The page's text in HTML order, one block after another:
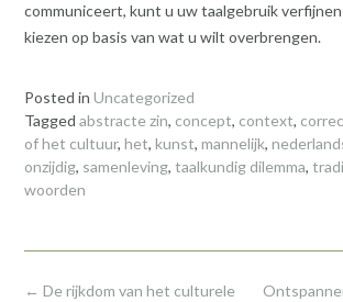
communiceert, kunt u uw taalgebruik
kiezen op basis van wat u wilt overbrengen.
Posted in Uncategorized
Tagged abstracte zin, concept, context,
of het cultuur, het, kunst, mannelijk,
onzijdig, samenleving, taalkundig dilemma,
woorden
Post
← De rijkdom van het culturele